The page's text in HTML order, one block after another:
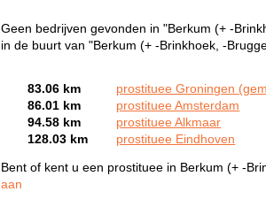
Geen bedrijven gevonden in "Berkum (+ -
in de buurt van "Berkum (+ -Brinkhoek, -
83.06 km
prostituee Groningen
86.01 km
prostituee Amsterdam
94.58 km
prostituee Alkmaar
128.03 km
prostituee Eindhoven
Bent of kent u een prostituee in Berkum (+ -
aan